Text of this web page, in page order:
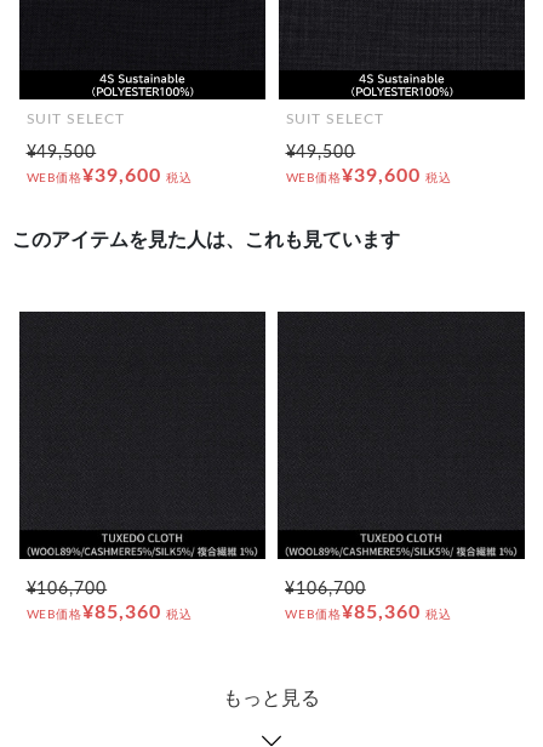
SUIT SELECT
¥49,500
WEB価格¥39,600 税込
SUIT SELECT
¥49,500
WEB価格¥39,600 税込
このアイテムを見た人は、これも見ています
¥106,700
WEB価格¥85,360 税込
¥106,700
WEB価格¥85,360 税込
もっと見る